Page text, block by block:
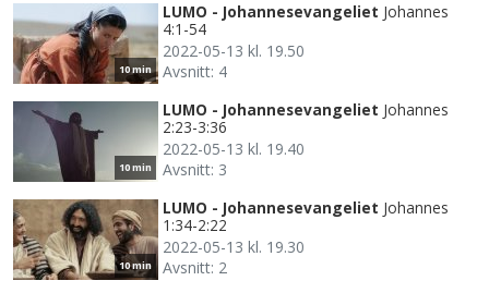
10 min
LUMO - Johannesevangeliet Johannes
4:1-54
2022-05-13 kl. 19.50
Avsnitt: 4
10 min
LUMO - Johannesevangeliet Johannes
2:23-3:36
2022-05-13 kl. 19.40
Avsnitt: 3
10 min
LUMO - Johannesevangeliet Johannes
1:34-2:22
2022-05-13 kl. 19.30
Avsnitt: 2